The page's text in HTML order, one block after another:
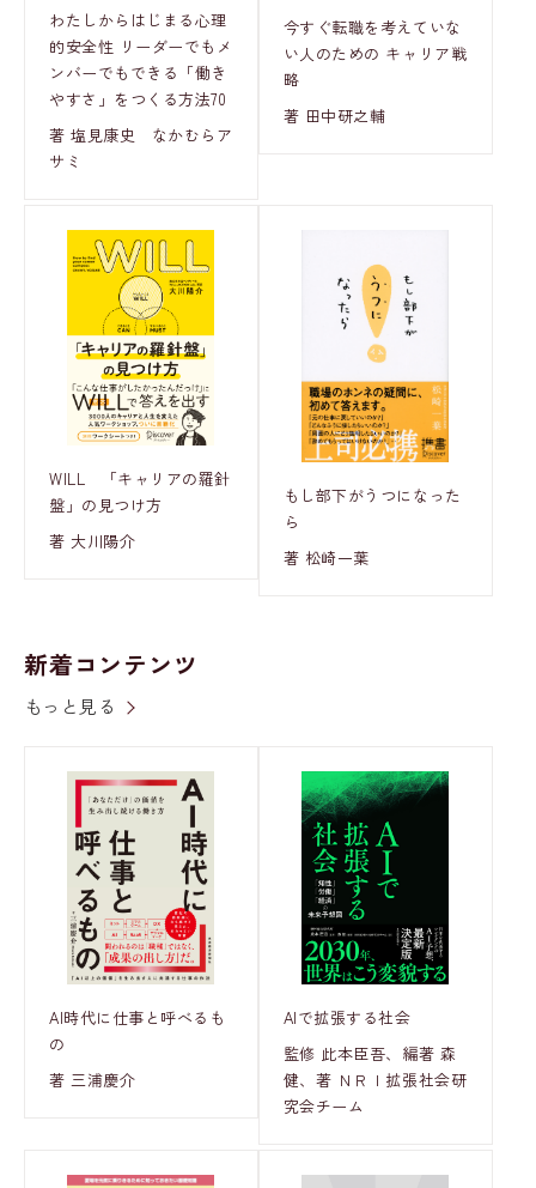
わたしからはじまる心理
的安全性 リーダーでもメ
ンバーでもできる「働き
やすさ」をつくる方法70
著 塩見康史 なかむらア
サミ
今すぐ転職を考えていな
い人のための キャリア戦
略
著 田中研之輔
WILL 「キャリアの羅針
盤」の見つけ方
著 大川陽介
もし部下がうつになった
ら
著 松崎一葉
新着コンテンツ
もっと見る
AI時代に仕事と呼べるも
の
著 三浦慶介
AIで拡張する社会
監修 此本臣吾、編著 森
健、著 ＮＲＩ拡張社会研
究会チーム